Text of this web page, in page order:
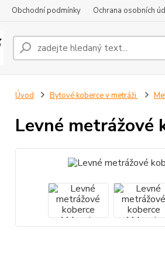
Obchodní podmínky Ochrana osobních
Úvod Bytové koberce v metráži
Levné metrážové